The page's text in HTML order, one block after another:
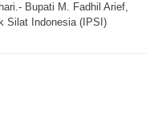
Bupati M. Fadhil Arief,
Silat Indonesia (IPSI)